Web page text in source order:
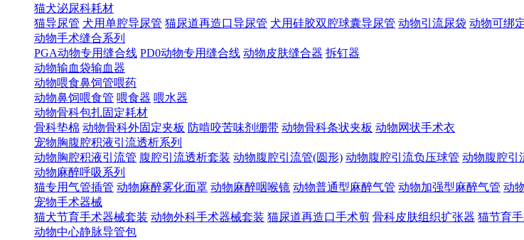
猫犬泌尿科耗材
猫导尿管 犬用单腔导尿管 猫尿道再造口导尿管 犬用硅胶双腔球囊导尿管 动物引流尿袋 动物可绑
动物手术缝合系列
PGA动物专用缝合线 PD0动物专用缝合线 动物皮肤缝合器 拆钉器
动物输血袋输血器
动物喂食鼻饲管喂药
动物鼻饲喂食管 喂食器 喂水器
动物骨科包扎固定耗材
骨科垫棉 动物骨科外固定夹板 防啃咬苦味剂绷带 动物骨科条状夹板 动物网状手术衣
宠物胸腹腔积液引流透析系列
动物胸腔积液引流管 腹腔引流透析套装 动物腹腔引流管(圆形) 动物腹腔引流负压球管 动物腹腔引
动物麻醉呼吸系列
猫专用气管插管 动物麻醉雾化面罩 动物麻醉咽喉镜 动物普通型麻醉气管 动物加强型麻醉气管 动
宠物手术器械
猫犬节育手术器械套装 动物外科手术器械套装 猫尿道再造口手术剪 骨科皮肤组织扩张器 猫节育
动物中心静脉导管包